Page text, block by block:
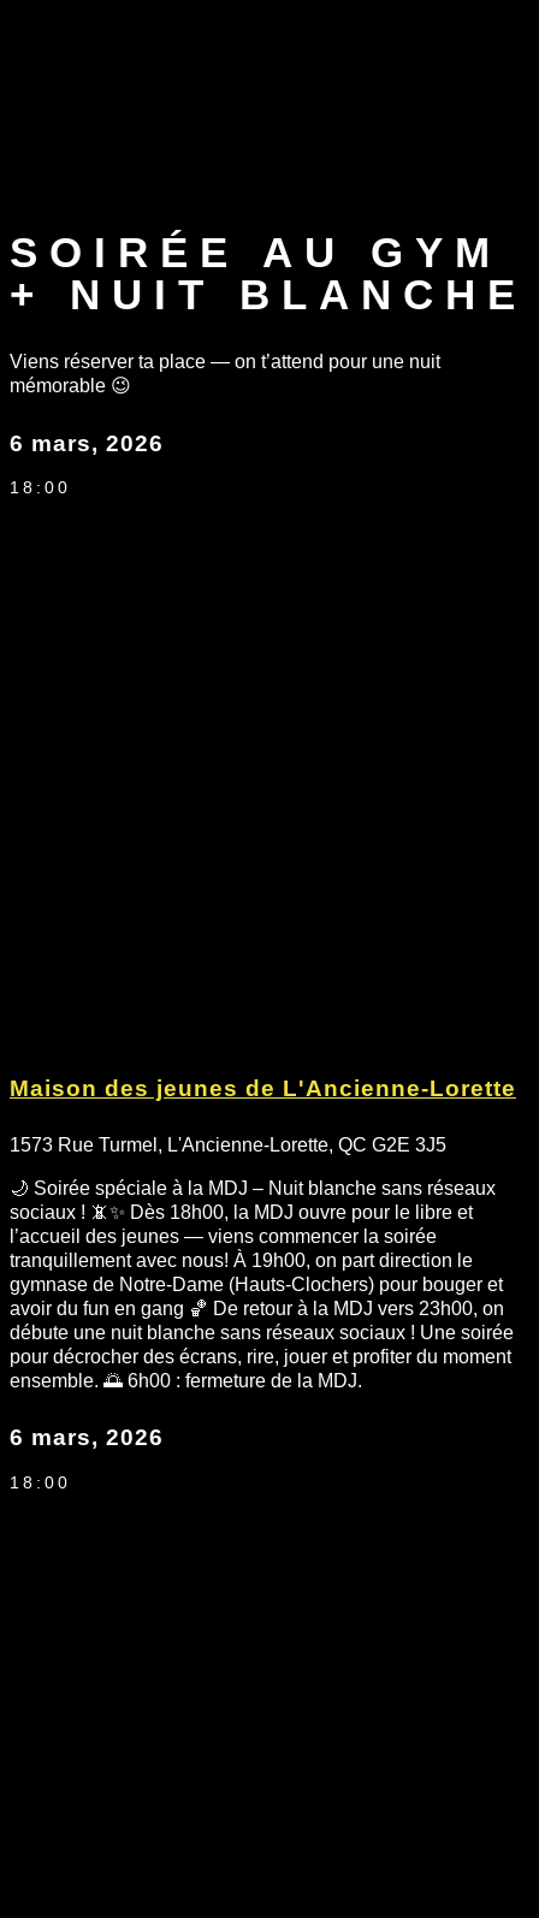
SOIRÉE AU GYM
+ NUIT BLANCHE
Viens réserver ta place — on t’attend pour une nuit
mémorable 😉
6 mars, 2026
18:00
Maison des jeunes de L'Ancienne-Lorette
1573 Rue Turmel, L'Ancienne-Lorette, QC G2E 3J5
🌙 Soirée spéciale à la MDJ – Nuit blanche sans réseaux
sociaux ! 📵✨ Dès 18h00, la MDJ ouvre pour le libre et
l’accueil des jeunes — viens commencer la soirée
tranquillement avec nous! À 19h00, on part direction le
gymnase de Notre-Dame (Hauts-Clochers) pour bouger et
avoir du fun en gang 🏀 De retour à la MDJ vers 23h00, on
débute une nuit blanche sans réseaux sociaux ! Une soirée
pour décrocher des écrans, rire, jouer et profiter du moment
ensemble. 🌅 6h00 : fermeture de la MDJ.
6 mars, 2026
18:00